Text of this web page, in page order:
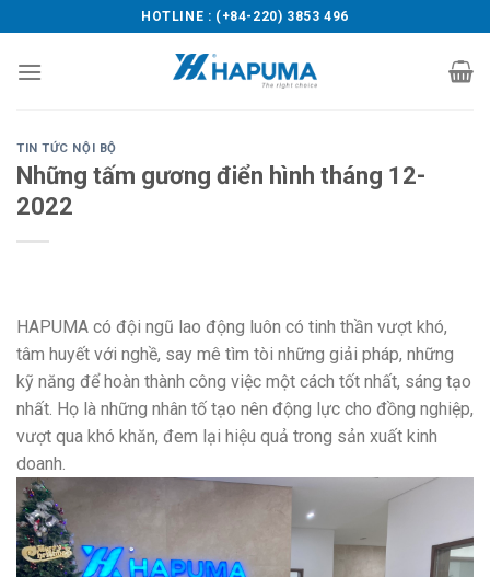
to
content
HOTLINE : (+84-220) 3853 496
TIN TỨC NỘI BỘ
Những tấm gương điển hình tháng 12-
2022
HAPUMA có đội ngũ lao động luôn có tinh thần vượt khó,
tâm huyết với nghề, say mê tìm tòi những giải pháp, những
kỹ năng để hoàn thành công việc một cách tốt nhất, sáng tạo
nhất. Họ là những nhân tố tạo nên động lực cho đồng nghiệp,
vượt qua khó khăn, đem lại hiệu quả trong sản xuất kinh
doanh.